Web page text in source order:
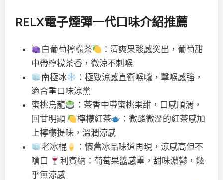
RELX電子煙彈一代口味介紹推薦
白葡萄檸檬茶
：清爽果酸感突出，葡萄甜
中帶檸檬茶香，微涼不刺喉
南極冰
：極致涼感直衝喉嚨，擊喉感強，
適合重口味涼黨
蜜桃烏龍
：茶香中帶蜜桃果甜，口感順滑，
回甘明顯
檸檬紅茶
：微酸微澀的紅茶感加
上檸檬提味，溫潤涼感
老冰棍
：懷舊冰品味道再現，涼感高但不
嗆口
利賓納：葡萄果醬感重，甜味濃鬱，幾
乎無涼感